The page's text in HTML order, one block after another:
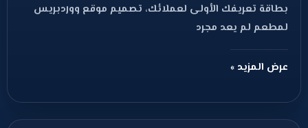
بطاقة تعريفك الأولى لعملائك، تصميم موقع ووردبريس
لمطعم لم يعد مجرد
عرض المزيد »